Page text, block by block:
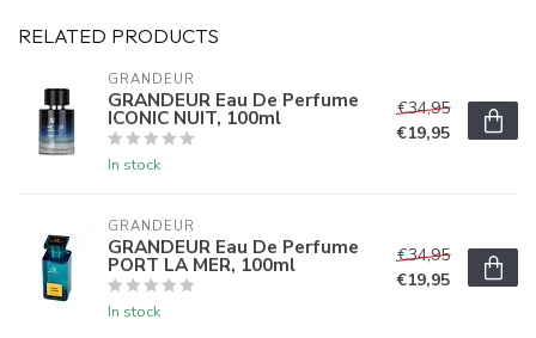
RELATED PRODUCTS
GRANDEUR
GRANDEUR Eau De Perfume
ICONIC NUIT, 100ml
In stock
€34,95
€19,95
GRANDEUR
GRANDEUR Eau De Perfume
PORT LA MER, 100ml
In stock
€34,95
€19,95